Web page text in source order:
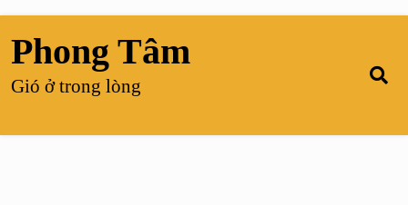
Phong Tâm
Gió ở trong lòng